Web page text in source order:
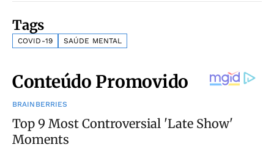
Tags
COVID-19 SAÚDE MENTAL